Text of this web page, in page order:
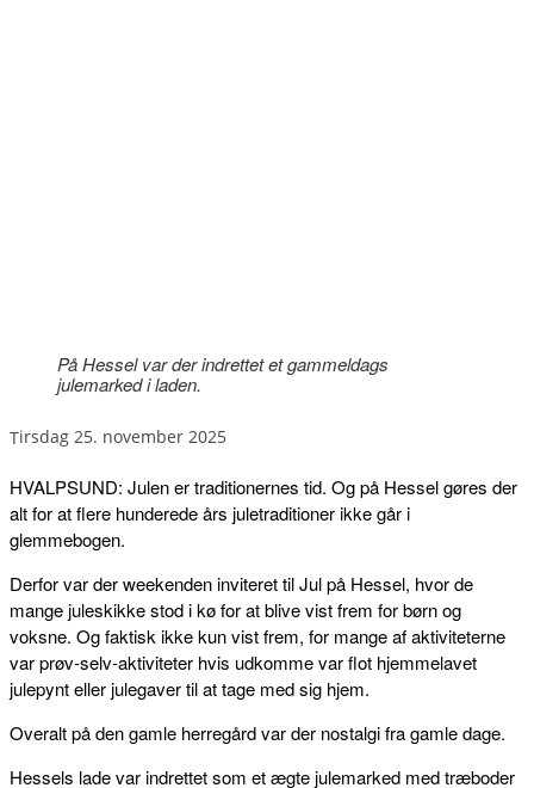
På Hessel var der indrettet et gammeldags
julemarked i laden.
tirsdag 25. november 2025
HVALPSUND: Julen er traditionernes tid. Og på Hessel gøres der
alt for at flere hunderede års juletraditioner ikke går i
glemmebogen.
Derfor var der weekenden inviteret til Jul på Hessel, hvor de
mange juleskikke stod i kø for at blive vist frem for børn og
voksne. Og faktisk ikke kun vist frem, for mange af aktiviteterne
var prøv-selv-aktiviteter hvis udkomme var flot hjemmelavet
julepynt eller julegaver til at tage med sig hjem.
Overalt på den gamle herregård var der nostalgi fra gamle dage.
Hessels lade var indrettet som et ægte julemarked med træboder